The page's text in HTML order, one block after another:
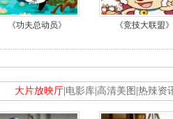
《功夫总动员》 《竞技大联盟》
大片放映厅 电影库 高清美图 热辣资